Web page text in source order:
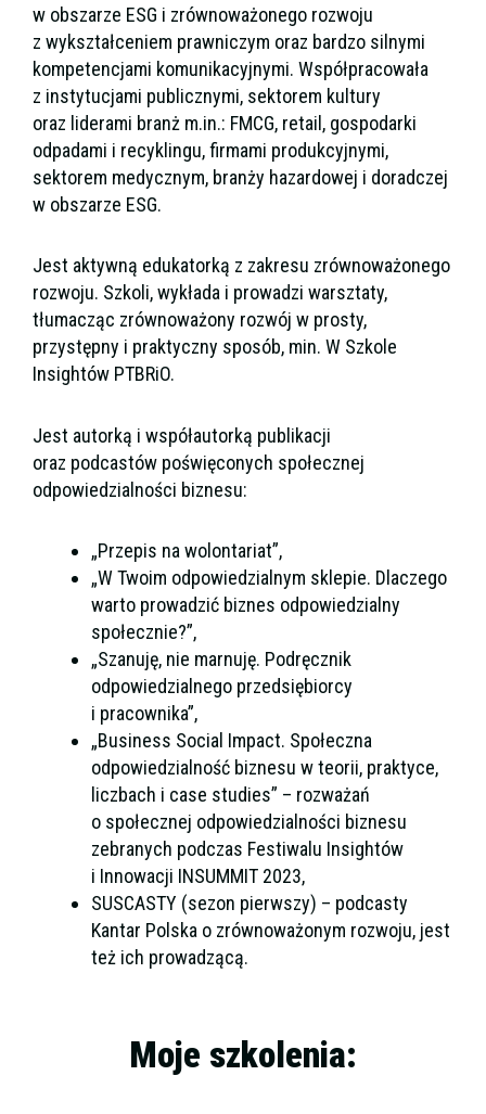
w obszarze ESG i zrównoważonego rozwoju
z wykształceniem prawniczym oraz bardzo silnymi
kompetencjami komunikacyjnymi. Współpracowała
z instytucjami publicznymi, sektorem kultury
oraz liderami branż m.in.: FMCG, retail, gospodarki
odpadami i recyklingu, firmami produkcyjnymi,
sektorem medycznym, branży hazardowej i doradczej
w obszarze ESG.
Jest aktywną edukatorką z zakresu zrównoważonego
rozwoju. Szkoli, wykłada i prowadzi warsztaty,
tłumacząc zrównoważony rozwój w prosty,
przystępny i praktyczny sposób, min. W Szkole
Insightów PTBRiO.
Jest autorką i współautorką publikacji
oraz podcastów poświęconych społecznej
odpowiedzialności biznesu:
„Przepis na wolontariat”,
„W Twoim odpowiedzialnym sklepie. Dlaczego
warto prowadzić biznes odpowiedzialny
społecznie?”,
„Szanuję, nie marnuję. Podręcznik
odpowiedzialnego przedsiębiorcy
i pracownika”,
„Business Social Impact. Społeczna
odpowiedzialność biznesu w teorii, praktyce,
liczbach i case studies” – rozważań
o społecznej odpowiedzialności biznesu
zebranych podczas Festiwalu Insightów
i Innowacji INSUMMIT 2023,
SUSCASTY (sezon pierwszy) – podcasty
Kantar Polska o zrównoważonym rozwoju, jest
też ich prowadzącą.
Moje szkolenia: